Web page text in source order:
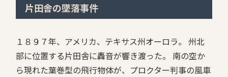
片田舎の墜落事件
１８９７年、アメリカ、テキサス州オーロラ。 州北
部に位置する片田舎に轟音が響き渡った。 南の空か
ら現れた葉巻型の飛行物体が、プロクター判事の風車